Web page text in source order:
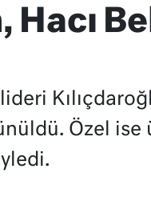
Hacı
Özel ise